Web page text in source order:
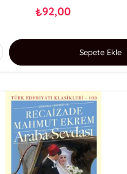
₺92,00
Sepete Ekle